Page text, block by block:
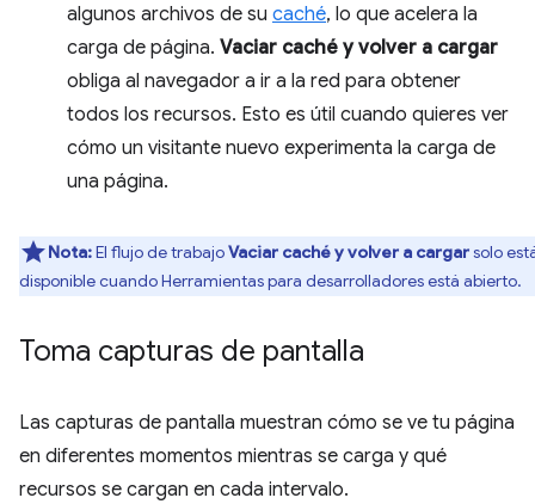
algunos archivos de su caché, lo que acelera la
carga de página. Vaciar caché y volver a cargar
obliga al navegador a ir a la red para obtener
todos los recursos. Esto es útil cuando quieres ver
cómo un visitante nuevo experimenta la carga de
una página.
Nota:El flujo de trabajoVaciar caché y volver a cargarsolo
disponible cuando Herramientas para desarrolladores está abierto.
Toma capturas de pantalla
Las capturas de pantalla muestran cómo se ve tu página
en diferentes momentos mientras se carga y qué
recursos se cargan en cada intervalo.